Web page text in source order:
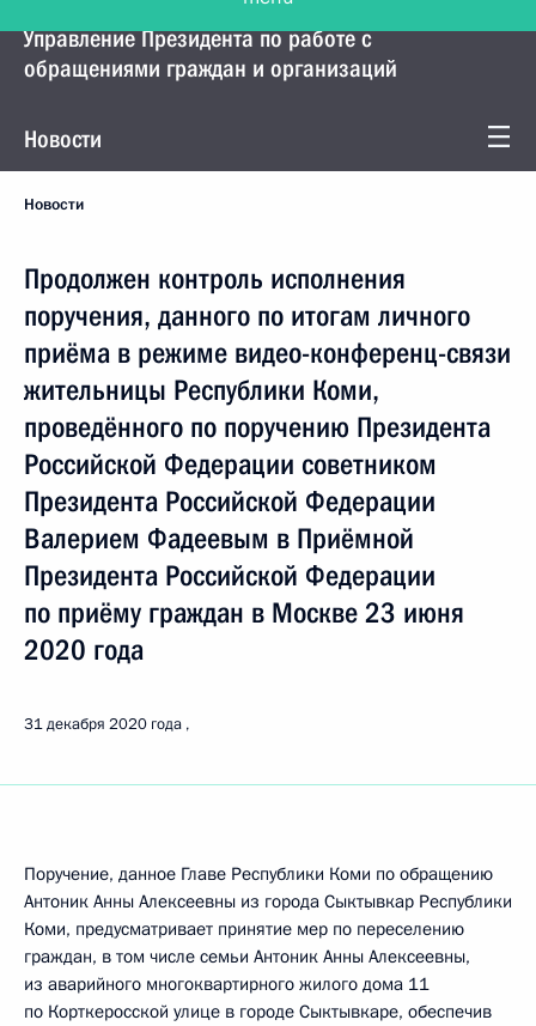
Управление Президента по работе с
обращениями граждан и организаций
Новости
Новости
Продолжен контроль исполнения
поручения, данного по итогам личного
приёма в режиме видео-конференц-связи
жительницы Республики Коми,
проведённого по поручению Президента
Российской Федерации советником
Президента Российской Федерации
Валерием Фадеевым в Приёмной
Президента Российской Федерации
по приёму граждан в Москве 23 июня
2020 года
31 декабря 2020 года
Поручение, данное Главе Республики Коми по обращению
Антоник Анны Алексеевны из города Сыктывкар Республики
Коми, предусматривает принятие мер по переселению
граждан, в том числе семьи Антоник Анны Алексеевны,
из аварийного многоквартирного жилого дома 11
по Корткеросской улице в городе Сыктывкаре, обеспечив